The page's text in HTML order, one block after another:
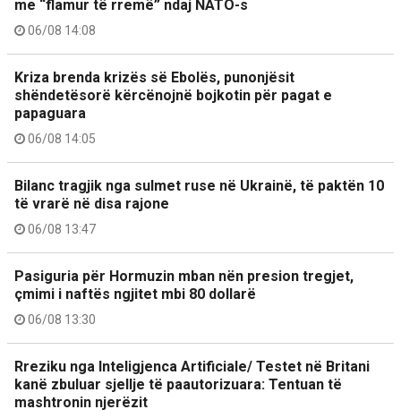
me “flamur të rremë” ndaj NATO-s
06/08 14:08
Kriza brenda krizës së Ebolës, punonjësit
shëndetësorë kërcënojnë bojkotin për pagat e
papaguara
06/08 14:05
Bilanc tragjik nga sulmet ruse në Ukrainë, të paktën 10
të vrarë në disa rajone
06/08 13:47
Pasiguria për Hormuzin mban nën presion tregjet,
çmimi i naftës ngjitet mbi 80 dollarë
06/08 13:30
Rreziku nga Inteligjenca Artificiale/ Testet në Britani
kanë zbuluar sjellje të paautorizuara: Tentuan të
mashtronin njerëzit